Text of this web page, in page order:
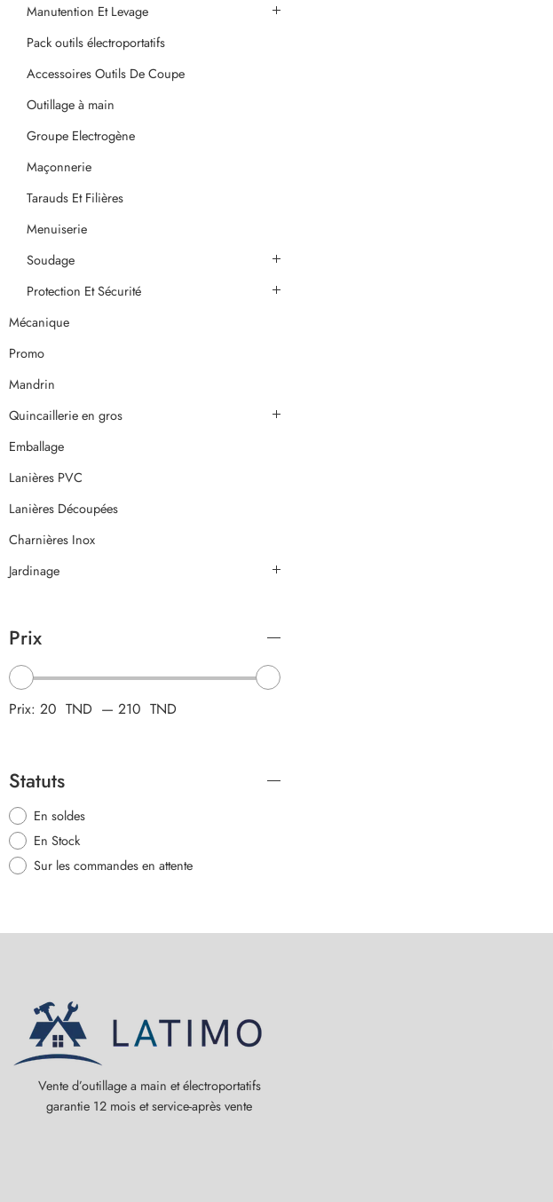
Manutention Et Levage
Pack outils électroportatifs
Accessoires Outils De Coupe
Outillage à main
Groupe Electrogène
Maçonnerie
Tarauds Et Filières
Menuiserie
Soudage
Protection Et Sécurité
Mécanique
Promo
Mandrin
Quincaillerie en gros
Emballage
Lanières PVC
Lanières Découpées
Charnières Inox
Jardinage
Prix
Prix: 20 TND — 210 TND
Statuts
En soldes
En Stock
Sur les commandes en attente
Vente d’outillage a main et électroportatifs
garantie 12 mois et service-après vente